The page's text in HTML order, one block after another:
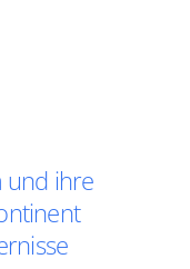
und ihre